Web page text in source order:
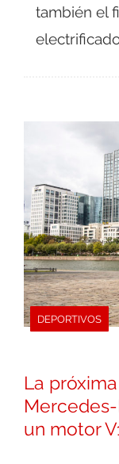
también el
DEPORTIVOS
La
un motor